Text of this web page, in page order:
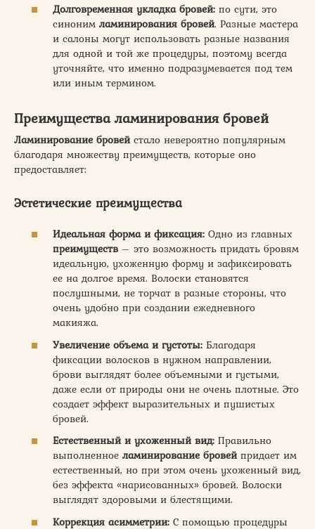
Долговременная укладка бровей: по сути, это
синоним ламинирования бровей. Разные мастера
и салоны могут использовать разные названия
для одной и той же процедуры, поэтому всегда
уточняйте, что именно подразумевается под тем
или иным термином.
Преимущества ламинирования бровей
Ламинирование бровейстало невероятно популярным
благодаря множеству преимуществ, которые оно
предоставляет:
Эстетические преимущества
Идеальная форма и фиксация: Одно из главных
преимуществ – это возможность придать бровям
идеальную, ухоженную форму и зафиксировать
ее на долгое время. Волоски становятся
послушными, не торчат в разные стороны, что
очень удобно при создании ежедневного
макияжа.
Увеличение объема и густоты: Благодаря
фиксации волосков в нужном направлении,
брови выглядят более объемными и густыми,
даже если от природы они не очень плотные. Это
создает эффект выразительных и пушистых
бровей.
Естественный и ухоженный вид: Правильно
выполненное ламинирование бровейпридает им
естественный, но при этом очень ухоженный вид,
без эффекта «нарисованных» бровей. Волоски
выглядят здоровыми и блестящими.
Коррекция асимметрии: С помощью процедуры